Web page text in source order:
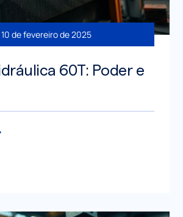
10 de fevereiro de 2025
60T: Poder e